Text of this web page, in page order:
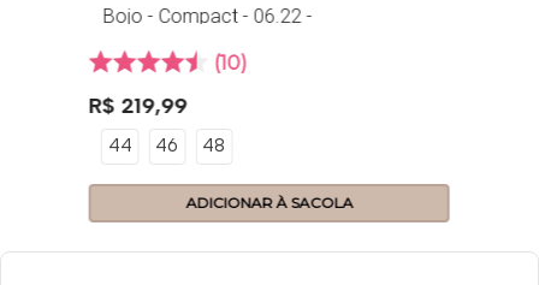
Bojo - Compact - 06.22 -
10
R$ 219,99
44 46 48
ADICIONAR À SACOLA